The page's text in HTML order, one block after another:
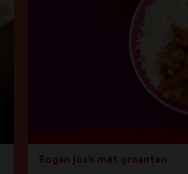
Rogan josh met groenten